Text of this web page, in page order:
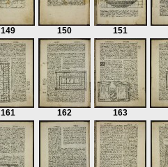
149 150 151
161 162 163